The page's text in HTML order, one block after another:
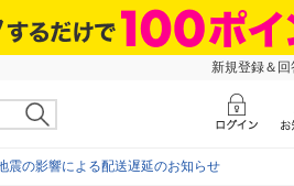
新規登録＆
震の影響による配送遅延のお知らせ